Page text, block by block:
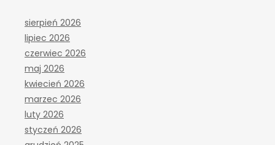
sierpień 2026
lipiec 2026
czerwiec 2026
maj 2026
kwiecień 2026
marzec 2026
luty 2026
styczeń 2026